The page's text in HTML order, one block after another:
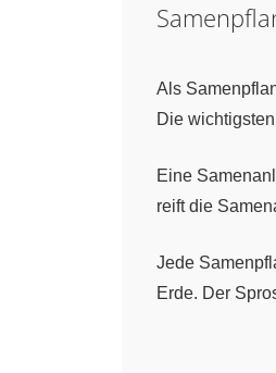
Als
Die
Eine
reift die
Jede
Erde. Der